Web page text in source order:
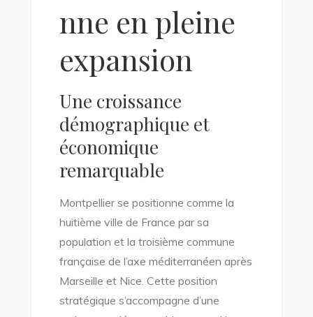
nne en pleine
expansion
Une croissance
démographique et
économique
remarquable
Montpellier se positionne comme la
huitième ville de France par sa
population et la troisième commune
française de l’axe méditerranéen après
Marseille et Nice. Cette position
stratégique s’accompagne d’une